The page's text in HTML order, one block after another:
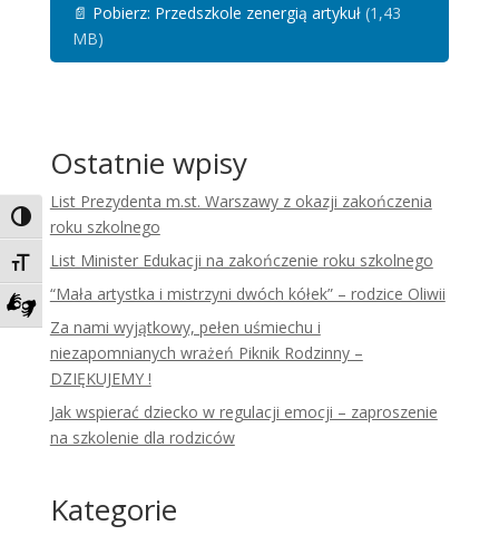
Toggle High Contrast
Toggle Font size
Zadzwoń do tłumacza języka migowego
📄 Pobierz: Przedszkole zenergią artykuł (1,43
MB)
Ostatnie wpisy
List Prezydenta m.st. Warszawy z okazji zakończenia
roku szkolnego
List Minister Edukacji na zakończenie roku szkolnego
“Mała artystka i mistrzyni dwóch kółek” – rodzice Oliwii
Za nami wyjątkowy, pełen uśmiechu i
niezapomnianych wrażeń Piknik Rodzinny –
DZIĘKUJEMY !
Jak wspierać dziecko w regulacji emocji – zaproszenie
na szkolenie dla rodziców
Kategorie